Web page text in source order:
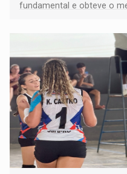
fundamental e obteve o